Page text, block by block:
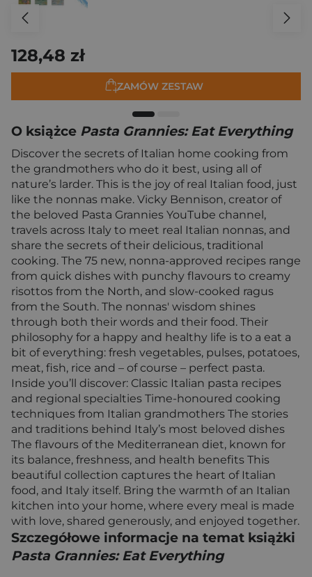
128,48 zł
ZAMÓW ZESTAW
O książce Pasta Grannies: Eat Everything
Discover the secrets of Italian home cooking from
the grandmothers who do it best, using all of
nature’s larder. This is the joy of real Italian food, just
like the nonnas make. Vicky Bennison, creator of
the beloved Pasta Grannies YouTube channel,
travels across Italy to meet real Italian nonnas, and
share the secrets of their delicious, traditional
cooking. The 75 new, nonna-approved recipes range
from quick dishes with punchy flavours to creamy
risottos from the North, and slow-cooked ragus
from the South. The nonnas' wisdom shines
through both their words and their food. Their
philosophy for a happy and healthy life is to a eat a
bit of everything: fresh vegetables, pulses, potatoes,
meat, fish, rice and – of course – perfect pasta.
Inside you’ll discover: Classic Italian pasta recipes
and regional specialties Time-honoured cooking
techniques from Italian grandmothers The stories
and traditions behind Italy’s most beloved dishes
The flavours of the Mediterranean diet, known for
its balance, freshness, and health benefits This
beautiful collection captures the heart of Italian
food, and Italy itself. Bring the warmth of an Italian
kitchen into your home, where every meal is made
with love, shared generously, and enjoyed together.
Szczegółowe informacje na temat książki
Pasta Grannies: Eat Everything